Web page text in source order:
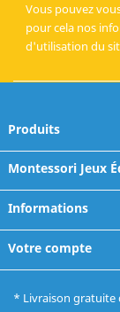
Vous pouvez
pour cela nos
d'utilisation du
Produits
Montessori Jeux
Informations
Votre compte
* Livraison gratuite